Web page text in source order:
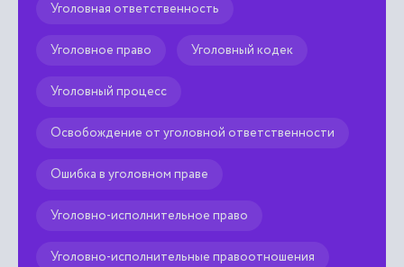
Уголовная ответственность
Уголовное право Уголовный кодек
Уголовный процесс
Освобождение от уголовной ответственности
Ошибка в уголовном праве
Уголовно-исполнительное право
Уголовно-исполнительные правоотношения